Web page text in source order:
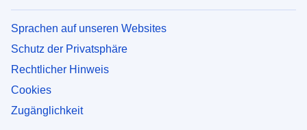
Sprachen auf unseren Websites
Schutz der Privatsphäre
Rechtlicher Hinweis
Cookies
Zugänglichkeit